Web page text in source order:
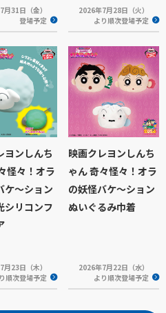
月31日（金）
登場予定
2026年7月28日（火）
より順次登場予定
ヨンしんち
怪々！オラ
ケ～ション
シリコンフ
月23日（木）
順次登場予定
映画クレヨンしんち
ゃん 奇々怪々！オラ
の妖怪バケ～ション
ぬいぐるみ巾着
2026年7月22日（水）
より順次登場予定